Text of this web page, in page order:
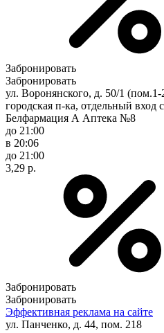
Забронировать
Забронировать
ул. Воронянского, д. 50/1
городская п-ка, отдельный вход
Белфармация А Аптека №8
до 21:00
в 20:06
до 21:00
3,29 р.
Забронировать
Забронировать
Эффективная реклама на сайте
ул. Панченко, д. 44, пом. 218